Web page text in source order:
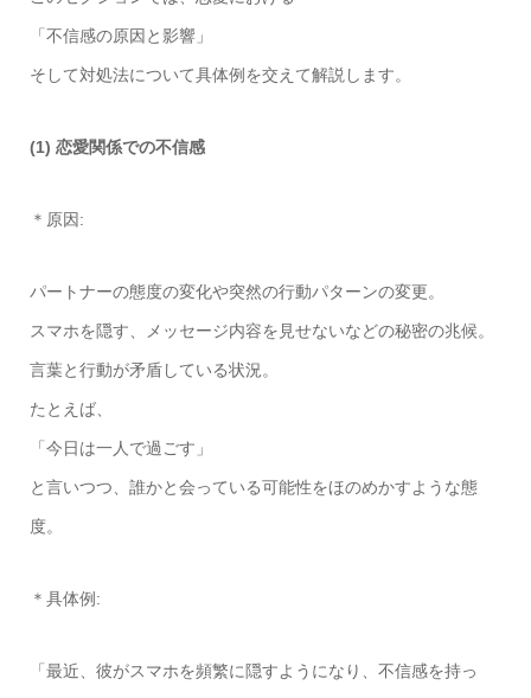
「不信感の原因と影響」
そして対処法について具体例を交えて解説します。
(1) 恋愛関係での不信感
＊原因:
パートナーの態度の変化や突然の行動パターンの変更。
スマホを隠す、メッセージ内容を見せないなどの秘密の兆候。
言葉と行動が矛盾している状況。
たとえば、
「今日は一人で過ごす」
と言いつつ、誰かと会っている可能性をほのめかすような態
度。
＊具体例:
「最近、彼がスマホを頻繁に隠すようになり、不信感を持っ